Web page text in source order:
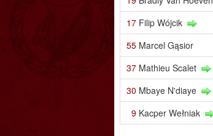
17 Filip Wójcik
55 Marcel Gąsior
37 Mathieu Scalet
30 Mbaye N'diaye
9 Kacper Wełniak